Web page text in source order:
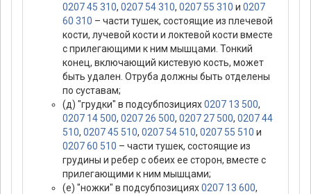
0207 45 310, 0207 54 310, 0207 55 310 и 0207
60 310 – части тушек, состоящие из плечевой
кости, лучевой кости и локтевой кости вместе
с прилегающими к ним мышцами. Тонкий
конец, включающий кистевую кость, может
быть удален. Отруба должны быть отделены
по суставам;
(д) "грудки" в подсубпозициях0207 13 500,
0207 14 500, 0207 26 500, 0207 27 500, 0207 44
510, 0207 45 510, 0207 54 510, 0207 55 510 и
0207 60 510 – части тушек, состоящие из
грудины и ребер с обеих ее сторон, вместе с
прилегающими к ним мышцами;
(е) "ножки" в подсубпозициях0207 13 600,